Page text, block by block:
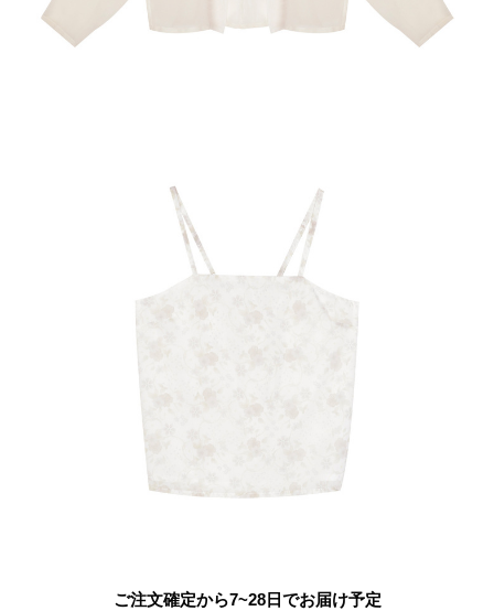
ご注文確定から7~28日でお届け予定